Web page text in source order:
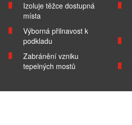
Izoluje těžce dostupná
místa
Výborná přilnavost k
podkladu
Zabránění vzniku
tepelných mostů